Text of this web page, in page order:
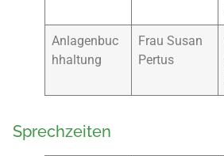
Anlagenbuc
hhaltung
Frau Susan
Pertus
Sprechzeiten